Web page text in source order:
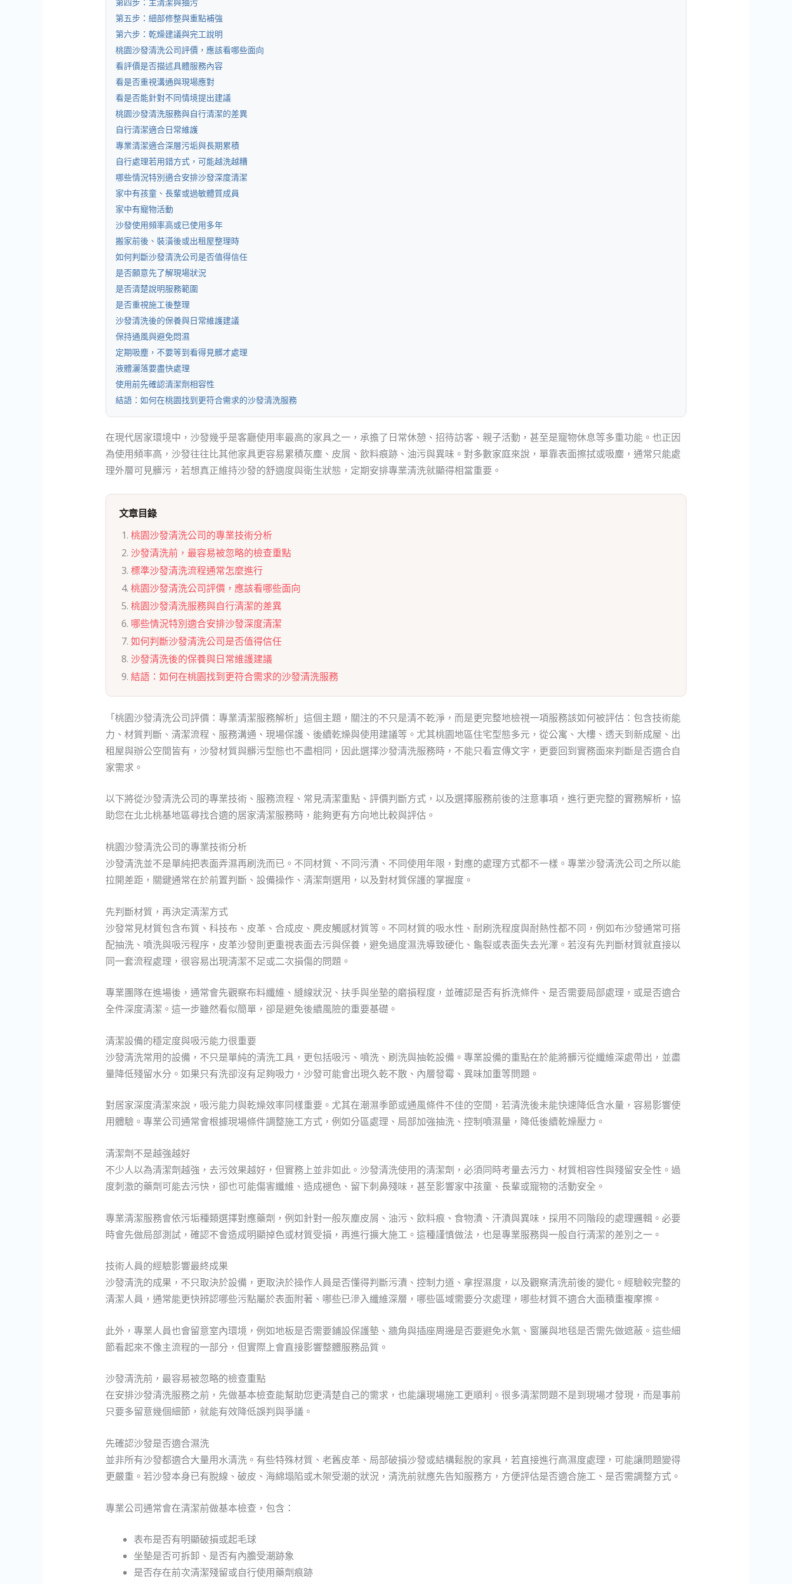
第四步：主清潔與抽污
第五步：細部修整與重點補強
第六步：乾燥建議與完工說明
桃園沙發清洗公司評價，應該看哪些面向
看評價是否描述具體服務內容
看是否重視溝通與現場應對
看是否能針對不同情境提出建議
桃園沙發清洗服務與自行清潔的差異
自行清潔適合日常維護
專業清潔適合深層污垢與長期累積
自行處理若用錯方式，可能越洗越糟
哪些情況特別適合安排沙發深度清潔
家中有孩童、長輩或過敏體質成員
家中有寵物活動
沙發使用頻率高或已使用多年
搬家前後、裝潢後或出租屋整理時
如何判斷沙發清洗公司是否值得信任
是否願意先了解現場狀況
是否清楚說明服務範圍
是否重視施工後整理
沙發清洗後的保養與日常維護建議
保持通風與避免悶濕
定期吸塵，不要等到看得見髒才處理
液體灑落要盡快處理
使用前先確認清潔劑相容性
結語：如何在桃園找到更符合需求的沙發清洗服務
在現代居家環境中，沙發幾乎是客廳使用率最高的家具之一，承擔了日常休憩、招待訪客、親子活動，甚至是寵物休息等多重功能。也正因
為使用頻率高，沙發往往比其他家具更容易累積灰塵、皮屑、飲料痕跡、油污與異味。對多數家庭來說，單靠表面擦拭或吸塵，通常只能處
理外層可見髒污，若想真正維持沙發的舒適度與衛生狀態，定期安排專業清洗就顯得相當重要。
文章目錄
桃園沙發清洗公司的專業技術分析
沙發清洗前，最容易被忽略的檢查重點
標準沙發清洗流程通常怎麼進行
桃園沙發清洗公司評價，應該看哪些面向
桃園沙發清洗服務與自行清潔的差異
哪些情況特別適合安排沙發深度清潔
如何判斷沙發清洗公司是否值得信任
沙發清洗後的保養與日常維護建議
結語：如何在桃園找到更符合需求的沙發清洗服務
「桃園沙發清洗公司評價：專業清潔服務解析」這個主題，關注的不只是清不乾淨，而是更完整地檢視一項服務該如何被評估：包含技術能
力、材質判斷、清潔流程、服務溝通、現場保護、後續乾燥與使用建議等。尤其桃園地區住宅型態多元，從公寓、大樓、透天到新成屋、出
租屋與辦公空間皆有，沙發材質與髒污型態也不盡相同，因此選擇沙發清洗服務時，不能只看宣傳文字，更要回到實務面來判斷是否適合自
家需求。
以下將從沙發清洗公司的專業技術、服務流程、常見清潔重點、評價判斷方式，以及選擇服務前後的注意事項，進行更完整的實務解析，協
助您在北北桃基地區尋找合適的居家清潔服務時，能夠更有方向地比較與評估。
桃園沙發清洗公司的專業技術分析
沙發清洗並不是單純把表面弄濕再刷洗而已。不同材質、不同污漬、不同使用年限，對應的處理方式都不一樣。專業沙發清洗公司之所以能
拉開差距，關鍵通常在於前置判斷、設備操作、清潔劑選用，以及對材質保護的掌握度。
先判斷材質，再決定清潔方式
沙發常見材質包含布質、科技布、皮革、合成皮、麂皮觸感材質等。不同材質的吸水性、耐刷洗程度與耐熱性都不同，例如布沙發通常可搭
配抽洗、噴洗與吸污程序，皮革沙發則更重視表面去污與保養，避免過度濕洗導致硬化、龜裂或表面失去光澤。若沒有先判斷材質就直接以
同一套流程處理，很容易出現清潔不足或二次損傷的問題。
專業團隊在進場後，通常會先觀察布料纖維、縫線狀況、扶手與坐墊的磨損程度，並確認是否有拆洗條件、是否需要局部處理，或是否適合
全件深度清潔。這一步雖然看似簡單，卻是避免後續風險的重要基礎。
清潔設備的穩定度與吸污能力很重要
沙發清洗常用的設備，不只是單純的清洗工具，更包括吸污、噴洗、刷洗與抽乾設備。專業設備的重點在於能將髒污從纖維深處帶出，並盡
量降低殘留水分。如果只有洗卻沒有足夠吸力，沙發可能會出現久乾不散、內層發霉、異味加重等問題。
對居家深度清潔來說，吸污能力與乾燥效率同樣重要。尤其在潮濕季節或通風條件不佳的空間，若清洗後未能快速降低含水量，容易影響使
用體驗。專業公司通常會根據現場條件調整施工方式，例如分區處理、局部加強抽洗、控制噴濕量，降低後續乾燥壓力。
清潔劑不是越強越好
不少人以為清潔劑越強，去污效果越好，但實務上並非如此。沙發清洗使用的清潔劑，必須同時考量去污力、材質相容性與殘留安全性。過
度刺激的藥劑可能去污快，卻也可能傷害纖維、造成褪色、留下刺鼻殘味，甚至影響家中孩童、長輩或寵物的活動安全。
專業清潔服務會依污垢種類選擇對應藥劑，例如針對一般灰塵皮屑、油污、飲料痕、食物漬、汗漬與異味，採用不同階段的處理邏輯。必要
時會先做局部測試，確認不會造成明顯掉色或材質受損，再進行擴大施工。這種謹慎做法，也是專業服務與一般自行清潔的差別之一。
技術人員的經驗影響最終成果
沙發清洗的成果，不只取決於設備，更取決於操作人員是否懂得判斷污漬、控制力道、拿捏濕度，以及觀察清洗前後的變化。經驗較完整的
清潔人員，通常能更快辨認哪些污點屬於表面附著、哪些已滲入纖維深層，哪些區域需要分次處理，哪些材質不適合大面積重複摩擦。
此外，專業人員也會留意室內環境，例如地板是否需要鋪設保護墊、牆角與插座周邊是否要避免水氣、窗簾與地毯是否需先做遮蔽。這些細
節看起來不像主流程的一部分，但實際上會直接影響整體服務品質。
沙發清洗前，最容易被忽略的檢查重點
在安排沙發清洗服務之前，先做基本檢查能幫助您更清楚自己的需求，也能讓現場施工更順利。很多清潔問題不是到現場才發現，而是事前
只要多留意幾個細節，就能有效降低誤判與爭議。
先確認沙發是否適合濕洗
並非所有沙發都適合大量用水清洗。有些特殊材質、老舊皮革、局部破損沙發或結構鬆脫的家具，若直接進行高濕度處理，可能讓問題變得
更嚴重。若沙發本身已有脫線、破皮、海綿塌陷或木架受潮的狀況，清洗前就應先告知服務方，方便評估是否適合施工、是否需調整方式。
專業公司通常會在清潔前做基本檢查，包含：
表布是否有明顯破損或起毛球
坐墊是否可拆卸、是否有內膽受潮跡象
是否存在前次清潔殘留或自行使用藥劑痕跡